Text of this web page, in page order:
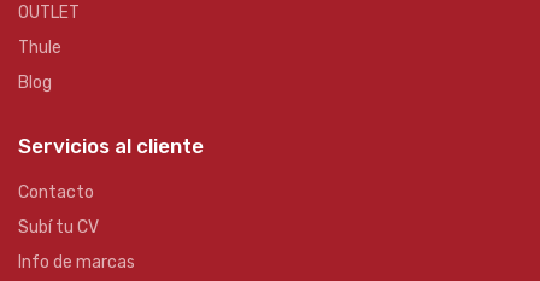
OUTLET
Thule
Blog
Servicios al cliente
Contacto
Subí tu CV
Info de marcas